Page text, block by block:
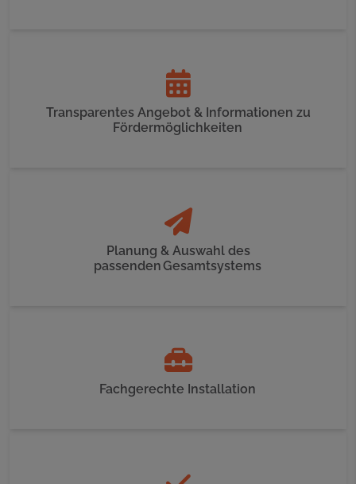
Transparentes Angebot & Informationen zu
Fördermöglichkeiten
Planung & Auswahl des
passenden Gesamtsystems
Fachgerechte Installation